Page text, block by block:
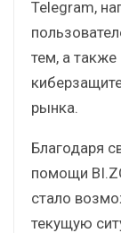
Telegram,
тем, а
рынка.
Благодаря
помощи
стало
текущую